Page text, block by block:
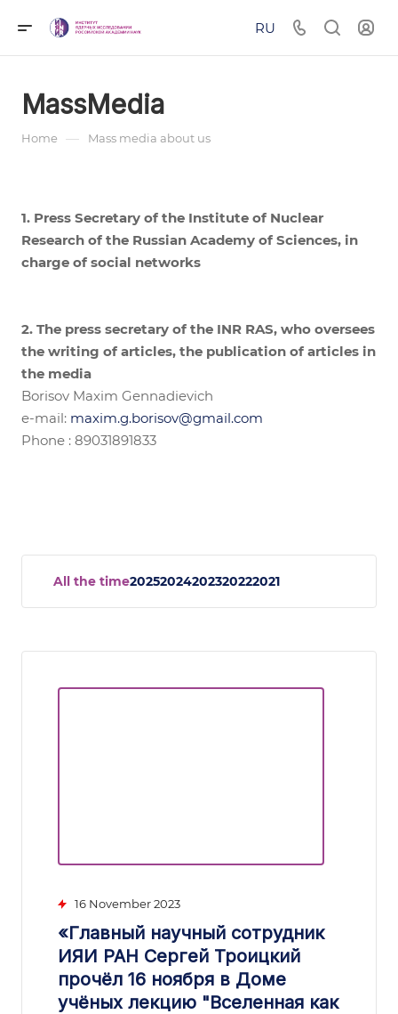
RU
MassMedia
Home — Mass media about us
1. Press Secretary of the Institute of Nuclear
Research of the Russian Academy of Sciences, in
charge of social networks
2. The press secretary of the INR RAS, who oversees
the writing of articles, the publication of articles in
the media
Borisov Maxim Gennadievich
e-mail: maxim.g.borisov@gmail.com
Phone : 89031891833
All the time20252024202320222021
16 November 2023
«Главный научный сотрудник
ИЯИ РАН Сергей Троицкий
прочёл 16 ноября в Доме
учёных лекцию "Вселенная как